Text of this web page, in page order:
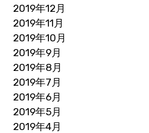
2019年12月
2019年11月
2019年10月
2019年9月
2019年8月
2019年7月
2019年6月
2019年5月
2019年4月